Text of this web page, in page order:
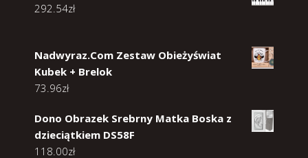
292.54zł
Nadwyraz.Com Zestaw Obieżyświat
Kubek + Brelok
73.96zł
Dono Obrazek Srebrny Matka Boska z
dzieciątkiem DS58F
118.00zł